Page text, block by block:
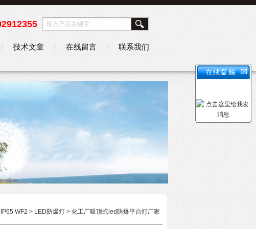
技术文章 在线留言 联系我们
WF2 > LED防爆灯 > 化工厂吸顶式led防爆平台灯厂家